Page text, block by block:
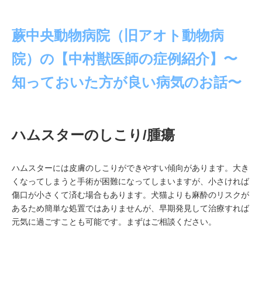
蕨中央動物病院（旧アオト動物病
院）の【中村獣医師の症例紹介】〜
知っておいた方が良い病気のお話〜
ハムスターのしこり/腫瘍
ハムスターには皮膚のしこりができやすい傾向があります。大き
くなってしまうと手術が困難になってしまいますが、小さければ
傷口が小さくて済む場合もあります。犬猫よりも麻酔のリスクが
あるため簡単な処置ではありませんが、早期発見して治療すれば
元気に過ごすことも可能です。まずはご相談ください。